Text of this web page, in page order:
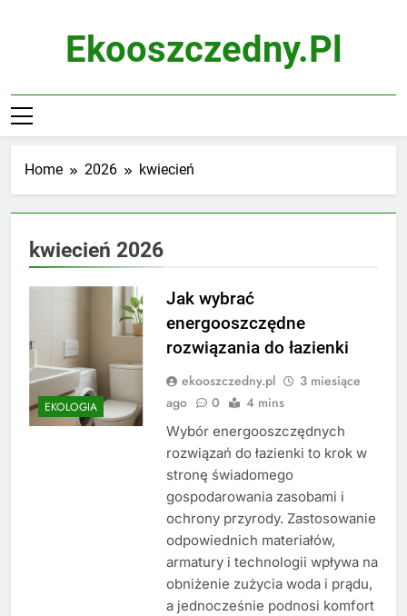
Ekooszczedny.pl
Home 2026 kwiecień
kwiecień 2026
EKOLOGIA
Jak wybrać
energooszczędne
rozwiązania do łazienki
ekooszczedny.pl
3 miesiące
ago
0 4 mins
Wybór energooszczędnych
rozwiązań do łazienki to krok w
stronę świadomego
gospodarowania zasobami i
ochrony przyrody. Zastosowanie
odpowiednich materiałów,
armatury i technologii wpływa na
obniżenie zużycia woda i prądu,
a jednocześnie podnosi komfort